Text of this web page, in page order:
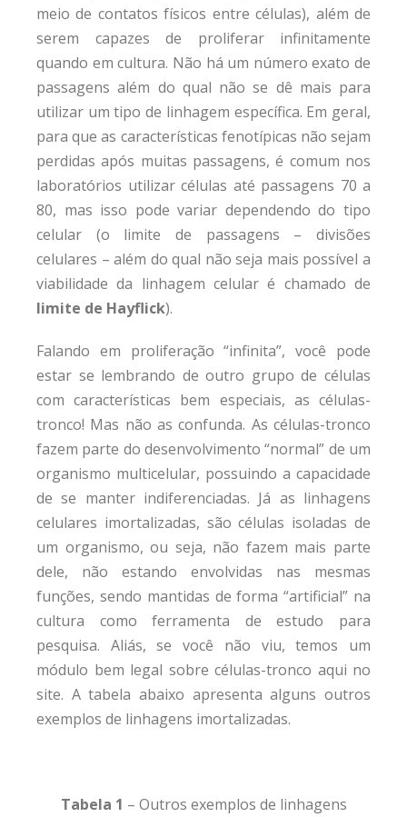
meio de contatos físicos entre células), além de
serem capazes de proliferar infinitamente
quando em cultura. Não há um número exato de
passagens além do qual não se dê mais para
utilizar um tipo de linhagem específica. Em geral,
para que as características fenotípicas não sejam
perdidas após muitas passagens, é comum nos
laboratórios utilizar células até passagens 70 a
80, mas isso pode variar dependendo do tipo
celular (o limite de passagens – divisões
celulares – além do qual não seja mais possível a
viabilidade da linhagem celular é chamado de
limite de Hayflick).
Falando em proliferação “infinita”, você pode
estar se lembrando de outro grupo de células
com características bem especiais, as células-
tronco! Mas não as confunda. As células-tronco
fazem parte do desenvolvimento “normal” de um
organismo multicelular, possuindo a capacidade
de se manter indiferenciadas. Já as linhagens
celulares imortalizadas, são células isoladas de
um organismo, ou seja, não fazem mais parte
dele, não estando envolvidas nas mesmas
funções, sendo mantidas de forma “artificial” na
cultura como ferramenta de estudo para
pesquisa. Aliás, se você não viu, temos um
módulo bem legal sobre células-tronco aqui no
site. A tabela abaixo apresenta alguns outros
exemplos de linhagens imortalizadas.
Tabela 1 – Outros exemplos de linhagens